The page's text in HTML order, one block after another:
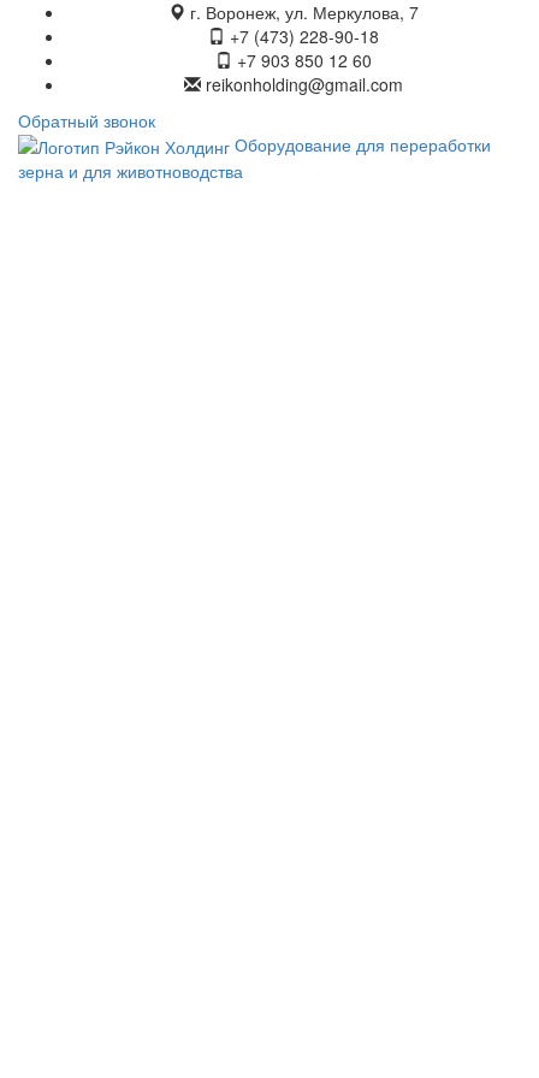
г. Воронеж, ул. Меркулова, 7
+7 (473) 228-90-18
+7 903 850 12 60
reikonholding@gmail.com
Обратный звонок
Оборудование для переработки
зерна и для животноводства